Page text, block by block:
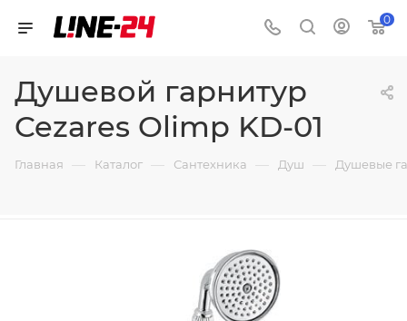
0
Душевой гарнитур
Cezares Olimp KD-01
Главная — Каталог — Сантехника — Душ — Душевые